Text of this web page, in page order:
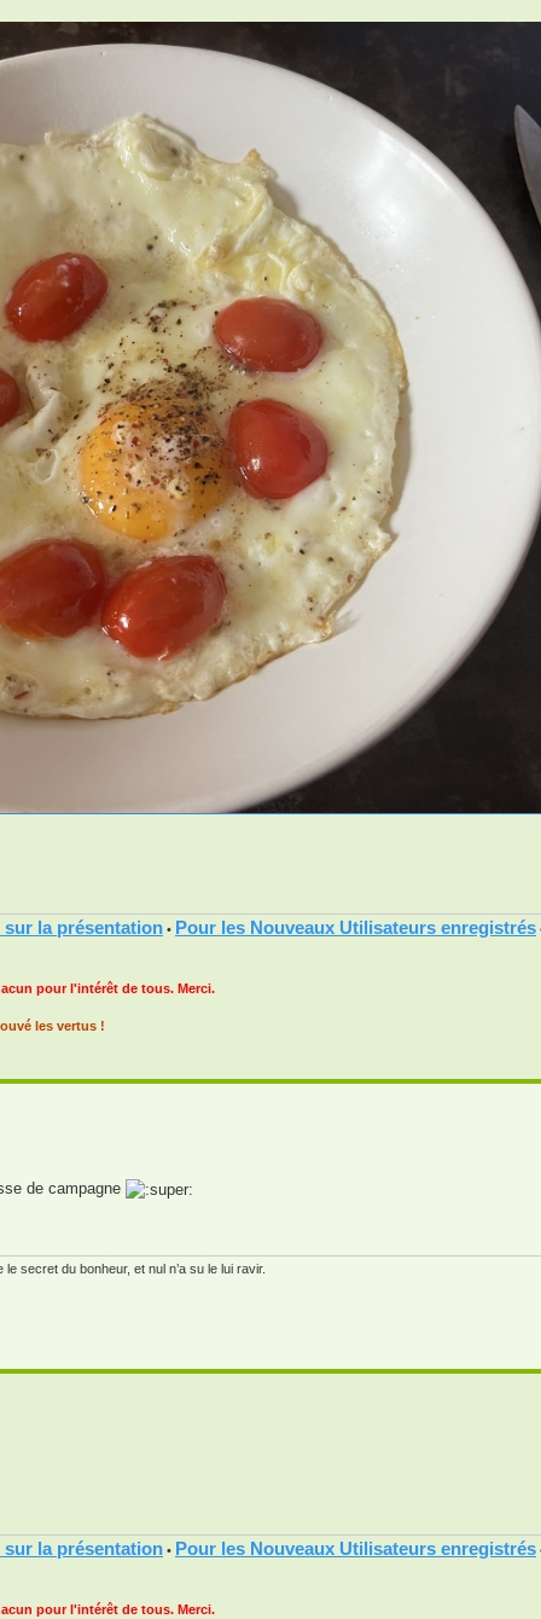
sur la présentation • Pour les Nouveaux Utilisateurs enregistrés
pour l'intérêt de tous. Merci.
les vertus !
de campagne
secret du bonheur, et nul n’a su le lui ravir.
sur la présentation • Pour les Nouveaux Utilisateurs enregistrés
pour l'intérêt de tous. Merci.